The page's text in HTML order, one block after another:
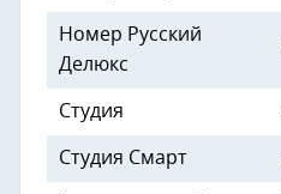
Номер Русский
Делюкс
Студия
Студия Смарт